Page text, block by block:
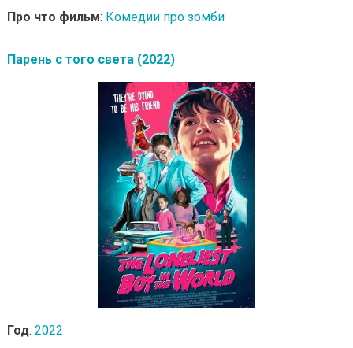
Про что фильм: Комедии про зомби
Парень с того света (2022)
Год: 2022